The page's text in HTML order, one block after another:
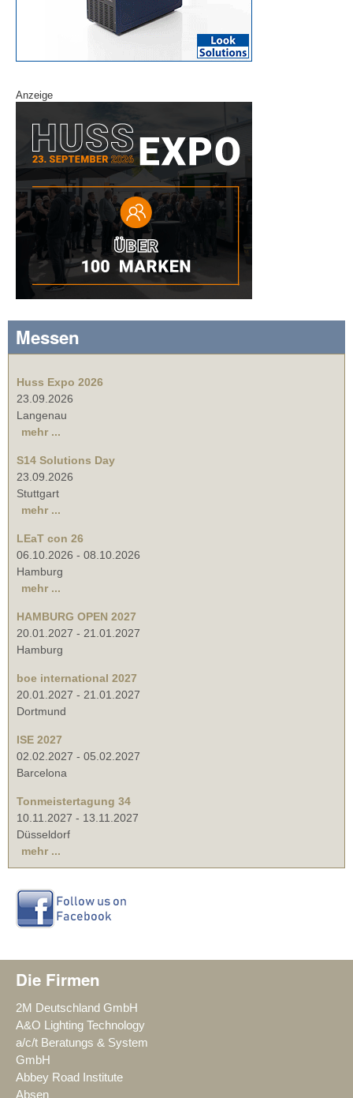
Anzeige
Messen
Huss Expo 2026
23.09.2026
Langenau
mehr ...
S14 Solutions Day
23.09.2026
Stuttgart
mehr ...
LEaT con 26
06.10.2026 - 08.10.2026
Hamburg
mehr ...
HAMBURG OPEN 2027
20.01.2027 - 21.01.2027
Hamburg
boe international 2027
20.01.2027 - 21.01.2027
Dortmund
ISE 2027
02.02.2027 - 05.02.2027
Barcelona
Tonmeistertagung 34
10.11.2027 - 13.11.2027
Düsseldorf
mehr ...
Die Firmen
2M Deutschland GmbH
A&O Lighting Technology
a/c/t Beratungs & System
GmbH
Abbey Road Institute
Absen